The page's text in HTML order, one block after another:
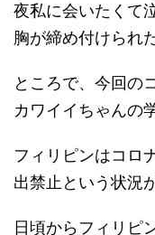
夜私に会いたくて
胸が締め付けられ
ところで、今回の
カワイイちゃんの
フィリピンはコロ
出禁止という状況
日頃からフィリピ